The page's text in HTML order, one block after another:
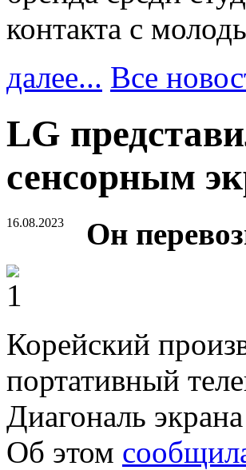
контакта с
далее... Все
LG
сенсорным
16.08.2023 Он
Корейский
портативный
Диагональ
Об этом